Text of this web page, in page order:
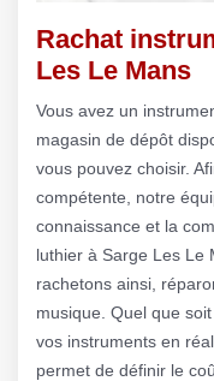
Rachat
Les Le Mans
Vous avez un
magasin de dépôt
vous pouvez choisir.
compétente, notre
connaissance et la
luthier à Sarge Les Le
rachetons ainsi,
musique. Quel que
vos instruments en
permet de définir le